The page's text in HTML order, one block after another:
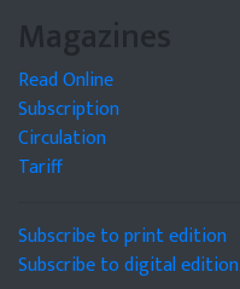
Magazines
Read Online
Subscription
Circulation
Tariff
Subscribe to print edition
Subscribe to digital edition